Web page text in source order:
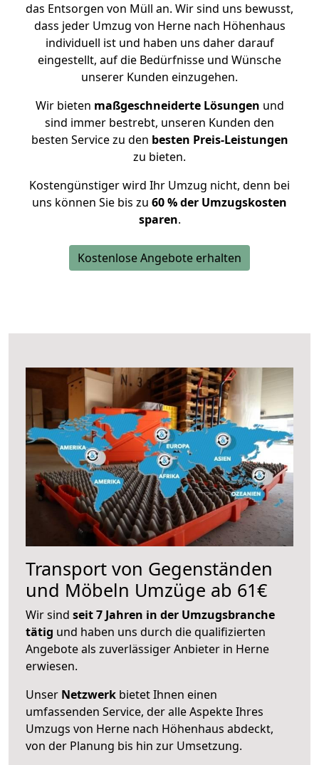
das Entsorgen von Müll an. Wir sind uns bewusst,
dass jeder Umzug von Herne nach Höhenhaus
individuell ist und haben uns daher darauf
eingestellt, auf die Bedürfnisse und Wünsche
unserer Kunden einzugehen.
Wir bieten maßgeschneiderte Lösungen und
sind immer bestrebt, unseren Kunden den
besten Service zu den besten Preis-Leistungen
zu bieten.
Kostengünstiger wird Ihr Umzug nicht, denn bei
uns können Sie bis zu 60 % der Umzugskosten
sparen.
Kostenlose Angebote erhalten
Transport von Gegenständen
und Möbeln Umzüge ab 61€
Wir sind seit 7 Jahren in der Umzugsbranche
tätig und haben uns durch die qualifizierten
Angebote als zuverlässiger Anbieter in Herne
erwiesen.
Unser Netzwerk bietet Ihnen einen
umfassenden Service, der alle Aspekte Ihres
Umzugs von Herne nach Höhenhaus abdeckt,
von der Planung bis hin zur Umsetzung.